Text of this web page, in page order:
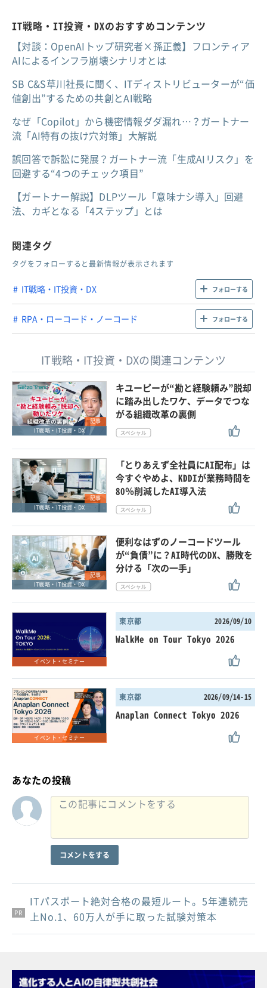
IT戦略・IT投資・DXのおすすめコンテンツ
【対談：OpenAIトップ研究者×孫正義】フロンティア
AIによるインフラ崩壊シナリオとは
SB C&S草川社長に聞く、ITディストリビューターが“価
値創出”するための共創とAI戦略
なぜ「Copilot」から機密情報ダダ漏れ…？ガートナー
流「AI特有の抜け穴対策」大解説
誤回答で訴訟に発展？ガートナー流「生成AIリスク」を
回避する“4つのチェック項目”
【ガートナー解説】DLPツール「意味ナシ導入」回避
法、カギとなる「4ステップ」とは
関連タグ
タグをフォローすると最新情報が表示されます
IT戦略・IT投資・DX フォローする
RPA・ローコード・ノーコード フォローする
IT戦略・IT投資・DXの関連コンテンツ
記事
IT戦略・IT投資・DX
キユーピーが“勘と経験頼み”脱却
に踏み出したワケ、データでつな
がる組織改革の裏側
記事
IT戦略・IT投資・DX
「とりあえず全社員にAI配布」は
今すぐやめよ、KDDIが業務時間を
80％削減したAI導入法
記事
IT戦略・IT投資・DX
便利なはずのノーコードツール
が“負債”に？AI時代のDX、勝敗を
分ける「次の一手」
イベント・セミナー
東京都 2026/09/10
WalkMe on Tour Tokyo 2026
イベント・セミナー
東京都 2026/09/14-15
Anaplan Connect Tokyo 2026
あなたの投稿
コメントをする
PR
PR
PR
ITパスポート絶対合格の最短ルート。5年連続売
上No.1、60万人が手に取った試験対策本